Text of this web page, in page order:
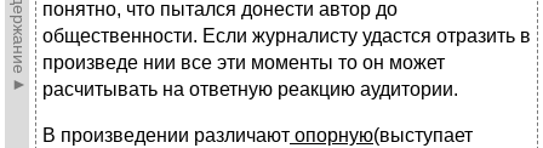
понятно, что пытался донести автор до
общественности. Если журналисту удастся отразить в
произведе нии все эти моменты то он может
расчитывать на ответную реакцию аудитории.
В произведении различают опорную(выступает